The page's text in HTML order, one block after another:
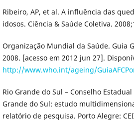
Ribeiro, AP, et al. A influência das
idosos. Ciência & Saúde Coletiva.
Organização Mundial da Saúde. Guia
2008. [acesso em 2012 jun 27].
http://www.who.int/ageing/
Rio Grande do Sul – Conselho
Grande do Sul: estudo
relatório de pesquisa. Porto Alegre: